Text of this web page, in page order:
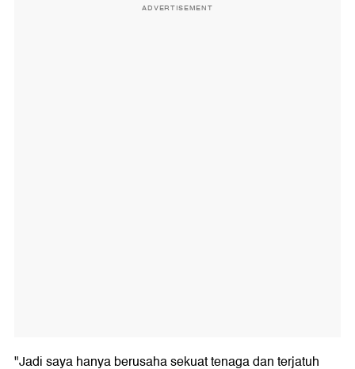
ADVERTISEMENT
"Jadi saya hanya berusaha sekuat tenaga dan terjatuh